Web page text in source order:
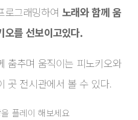
로그래밍하여 노래와 함께 움
오를 선보이고있다.
춤추며 움직이는 피노키오와
곳 전시관에서 볼 수 있다.
플레이 해보세요